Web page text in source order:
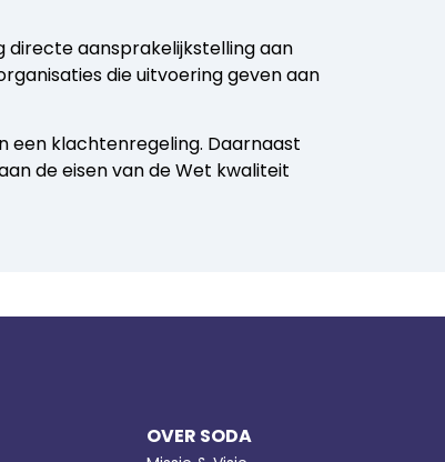
directe aansprakelijkstelling aan
die uitvoering geven aan
een klachtenregeling. Daarnaast
de eisen van de Wet kwaliteit
OVER SODA